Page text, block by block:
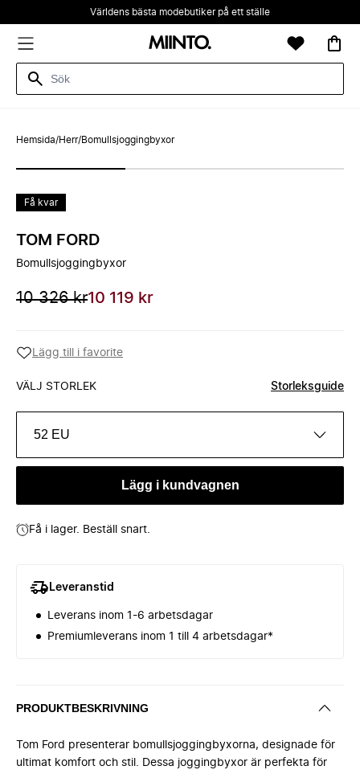
Världens bästa modebutiker på ett ställe
Hemsida/Herr/Bomullsjoggingbyxor
Få kvar
TOM FORD
Bomullsjoggingbyxor
10 326 kr10 119 kr
Lägg till i favorite
VÄLJ STORLEK Storleksguide
52 EU
Lägg i kundvagnen
Få i lager. Beställ snart.
Leveranstid
Leverans inom 1-6 arbetsdagar
Premiumleverans inom 1 till 4 arbetsdagar*
PRODUKTBESKRIVNING
Tom Ford presenterar bomullsjoggingbyxorna, designade för
ultimat komfort och stil. Dessa joggingbyxor är perfekta för